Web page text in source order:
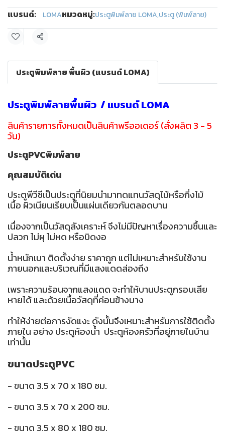
แบรนด์:
LOMAหมวดหมู่:ประตูพิมพ์ลาย LOMA,ประตู (พิมพ์ลาย)
แชร์
ประตูพิมพ์ลาย พื้นผิว (แบรนด์ LOMA)
ประตูพิมพ์ลายพื้นผิว / แบรนด์ LOMA
สินค้ารายการทั้งหมดเป็นสินค้าพรีออเดอร์ (สั่งผลิต 3 - 5
วัน)
ประตูPVCพิมพ์ลาย
คุณสมบัติเด่น
ประตูพีวีซีเป็นประตูที่นิยมนำมาทดแทนวัสดุไม้หรือกึ่งไม้
เนื้อ ผิวเนียนเรียบเป็นแผ่นเดียวกันตลอดบาน
เนื่องจากเป็นวัสดุสังเคราะห์ จึงไม่มีปัญหาเรื่องความชื้นและ
ปลวก ไม่ผุ ไม่หด หรือบิดงอ
น้ำหนักเบา ติดตั้งง่าย ราคาถูก แต่ไม่เหมาะสำหรับใช้งาน
ภายนอกและบริเวณที่มีแสงแดดส่องถึง
เพราะความร้อนจากแสงแดด จะทำให้บานประตูกรอบเสีย
หายได้ และด้วยเนื้อวัสดุที่ค่อนข้างบาง
ทำให้ง่ายต่อการงัดแงะ ดังนั้นจึงเหมาะสำหรับการใช้ติดตั้ง
ภายใน อย่าง ประตูห้องน้ำ ประตูห้องครัวที่อยู่ภายในบ้าน
เท่านั้น
ขนาดประตูPVC
- ขนาด 3.5 x 70 x 180 ซม.
- ขนาด 3.5 x 70 x 200 ซม.
- ขนาด 3.5 x 80 x 180 ซม.